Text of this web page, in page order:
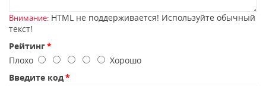
Внимание: HTML не поддерживается! Используйте обычный
текст!
Рейтинг
Плохо
Хорошо
Введите код